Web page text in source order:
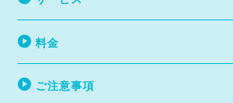
料金
ご注意事項